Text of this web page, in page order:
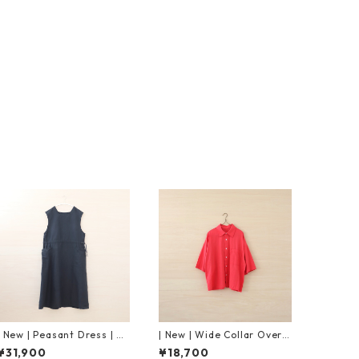
New | Peasant Dress | Bl
| New | Wide Collar Oversi
zed Shirt S/S | Raspberry
¥18,700